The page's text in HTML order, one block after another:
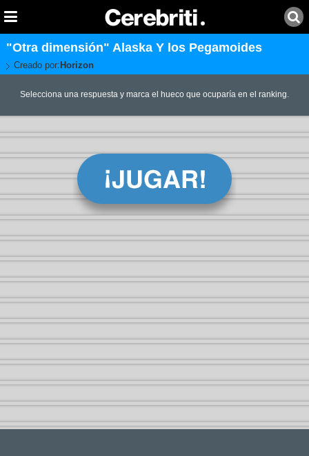
"Otra dimensión" Alaska Y los Pegamoides
Creado por: Horizon
Selecciona una respuesta y marca el hueco que ocuparía en el ranking.